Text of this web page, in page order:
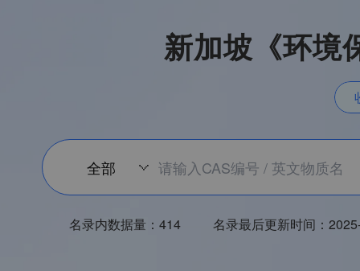
新加坡《环境
全部
名录内数据量： 414 名录最后更新时间：